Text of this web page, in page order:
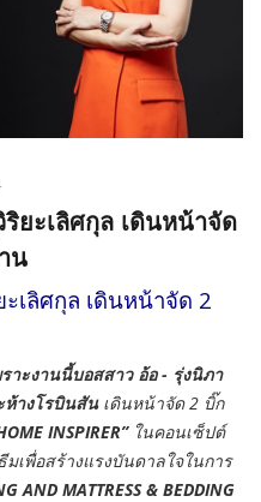
ยะเลิศกุล เดินหน้าจัด
น
เลิศกุล เดินหน้าจัด 2
าะงานนี้บอสสาว อ้อ- รุ่งนิภา
างโรบินสัน เดินหน้าจัด 2 บิ๊ก
INSPIRER”ในคอนเซ็ปต์
เพื่อสร้างแรงบันดาลใจในการ
AND MATTRESS & BEDDING